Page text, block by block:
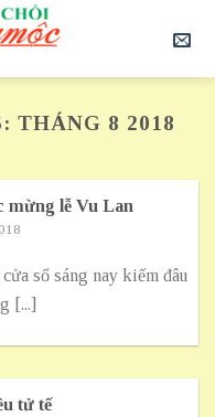
THÁNG 8 2018
mừng lễ Vu Lan
sổ sáng nay kiếm đâu
[...]
tử tế